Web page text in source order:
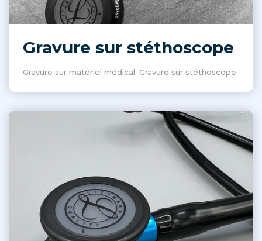
Gravure sur stéthoscope
Gravure sur matériel médical. Gravure sur stéthoscope